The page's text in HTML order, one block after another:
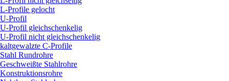
L-Profile gelocht
U-Profil
U-Profil gleichschenkelig
U-Profil nicht gleichschenkelig
kaltgewalzte C-Profile
Stahl Rundrohre
Geschweißte Stahlrohre
Konstruktionsrohre